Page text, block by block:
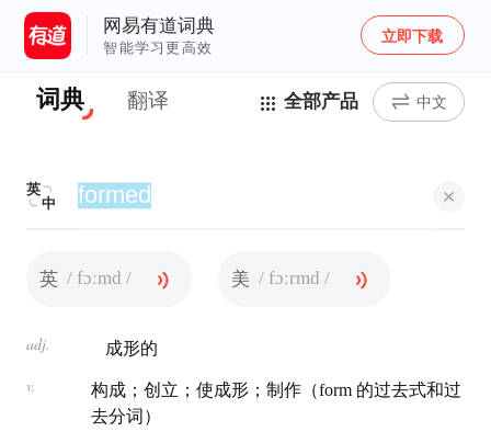
网易有道词典
智能学习更高效
立即下载
词典 翻译 全部产品 中文
英
中
英 / fɔːmd / 美 / fɔːrmd /
adj. 成形的
v.
构成；创立；使成形；制作（form 的过去式和过
去分词）